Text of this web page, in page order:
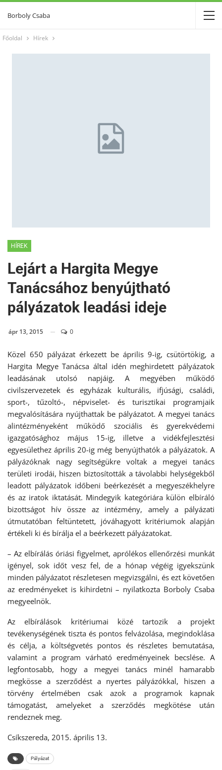
Borboly Csaba
Főoldal Hírek
HÍREK
Lejárt a Hargita Megye
Tanácsához benyújtható
pályázatok leadási ideje
ápr 13, 2015 0
Közel 650 pályázat érkezett be április 9-ig, csütörtökig, a
Hargita Megye Tanácsa által idén meghirdetett pályázatok
leadásának utolsó napjáig. A megyében működő
civilszervezetek és egyházak kulturális, ifjúsági, családi,
sport-, tűzoltó-, népviselet- és turisztikai programjaik
megvalósítására nyújthattak be pályázatot. A megyei tanács
alintézményeként működő szociális és gyerekvédemi
igazgatósághoz május 15-ig, illetve a vidékfejlesztési
egyesülethez április 20-ig még benyújthatók a pályázatok. A
pályázóknak nagy segítségükre voltak a megyei tanács
területi irodái, hiszen biztosították a távolabbi helységekből
leadott pályázatok időbeni beérkezését a megyeszékhelyre
és az iratok iktatását. Mindegyik kategóriára külön elbíráló
bizottságot hív össze az intézmény, amely a pályázati
útmutatóban feltüntetett, jóváhagyott kritériumok alapján
értékeli ki és bírálja el a beérkezett pályázatokat.
– Az elbírálás óriási figyelmet, aprólékos ellenőrzési munkát
igényel, sok időt vesz fel, de a hónap végéig igyekszünk
minden pályázatot részletesen megvizsgálni, és ezt követően
az eredményeket is kihirdetni – nyilatkozta Borboly Csaba
megyeelnök.
Az elbírálások kritériumai közé tartozik a projekt
tevékenységének tiszta és pontos felvázolása, megindoklása
és célja, a költségvetés pontos és részletes bemutatása,
valamint a program várható eredményeinek becslése. A
legfontosabb, hogy a megyei tanács minél hamarabb
megkösse a szerződést a nyertes pályázókkal, hiszen a
törvény értelmében csak azok a programok kapnak
támogatást, amelyeket a szerződés megkötése után
rendeznek meg.
Csíkszereda, 2015. április 13.
Pályázat